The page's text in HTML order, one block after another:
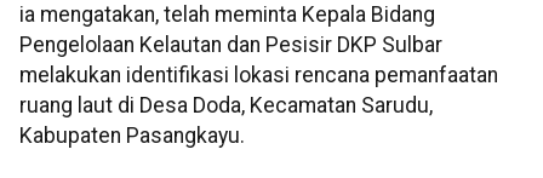
ia mengatakan, telah meminta Kepala Bidang
Pengelolaan Kelautan dan Pesisir DKP Sulbar
melakukan identifikasi lokasi rencana pemanfaatan
ruang laut di Desa Doda, Kecamatan Sarudu,
Kabupaten Pasangkayu.